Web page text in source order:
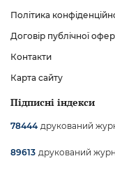
Політика
Договір публічної
Контакти
Карта сайту
Підписні індекси
78444 друкований
89613 друкований